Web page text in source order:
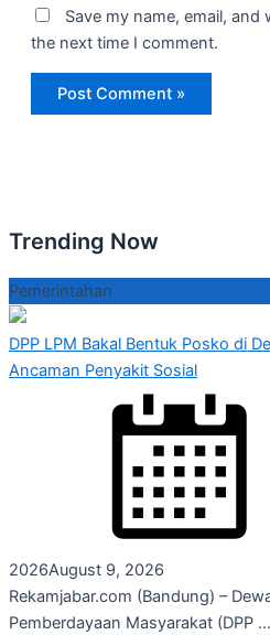
Save my name, email,
the next time I comment.
Trending Now
Pemerintahan
DPP LPM Bakal Bentuk Posko di
Ancaman Penyakit Sosial
2026August 9, 2026
Rekamjabar.com (Bandung) –
Pemberdayaan Masyarakat (DPP ...